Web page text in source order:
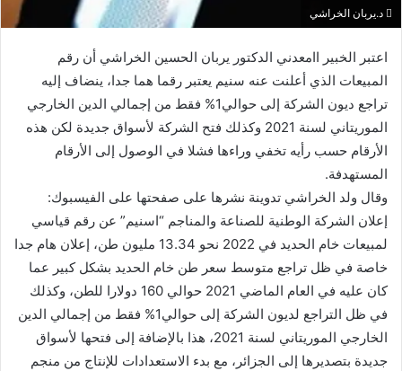
د.يربان الخراشي
اعتبر الخبير اامعدني الدكتور يربان الحسين الخراشي أن رقم
المبيعات الذي أعلنت عنه سنيم يعتبر رقما هما جدا، ينضاف إليه
تراجع ديون الشركة إلى حوالي1% فقط من إجمالي الدين الخارجي
الموريتاني لسنة 2021 وكذلك فتح الشركة لأسواق جديدة لكن هذه
الأرقام حسب رأيه تخفي وراءها فشلا في الوصول إلى الأرقام
المستهدفة.
وقال ولد الخراشي تدوينة نشرها على صفحتها على الفيسبوك:
إعلان الشركة الوطنية للصناعة والمناجم “اسنيم” عن رقم قياسي
لمبيعات خام الحديد في 2022 نحو 13.34 مليون طن، إعلان هام جدا
خاصة في ظل تراجع متوسط سعر طن خام الحديد بشكل كبير عما
كان عليه في العام الماضي 2021 حوالي 160 دولارا للطن، وكذلك
في ظل التراجع لديون الشركة إلى حوالي1% فقط من إجمالي الدين
الخارجي الموريتاني لسنة 2021، هذا بالإضافة إلى فتحها لأسواق
جديدة بتصديرها إلى الجزائر، مع بدء الاستعدادات للإنتاج من منجم